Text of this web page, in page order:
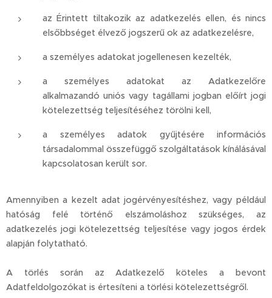
az Érintett tiltakozik az adatkezelés ellen, és nincs
elsőbbséget élvező jogszerű ok az adatkezelésre,
a személyes adatokat jogellenesen kezelték,
a személyes adatokat az Adatkezelőre
alkalmazandó uniós vagy tagállami jogban előírt jogi
kötelezettség teljesítéséhez törölni kell,
a személyes adatok gyűjtésére információs
társadalommal összefüggő szolgáltatások kínálásával
kapcsolatosan került sor.
Amennyiben a kezelt adat jogérvényesítéshez, vagy például
hatóság felé történő elszámoláshoz szükséges, az
adatkezelés jogi kötelezettség teljesítése vagy jogos érdek
alapján folytatható.
A törlés során az Adatkezelő köteles a bevont
Adatfeldolgozókat is értesíteni a törlési kötelezettségről.